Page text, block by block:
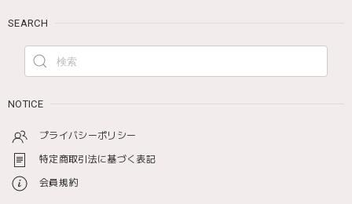
SEARCH
NOTICE
プライバシーポリシー
特定商取引法に基づく表記
会員規約